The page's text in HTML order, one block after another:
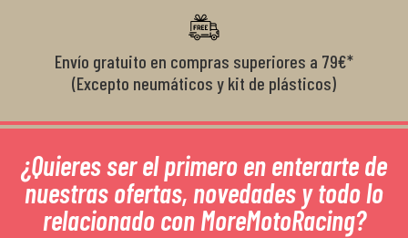
Envío gratuito en compras superiores a 79€*
(Excepto neumáticos y kit de plásticos)
¿Quieres ser el primero en enterarte de
nuestras ofertas, novedades y todo lo
relacionado con MoreMotoRacing?